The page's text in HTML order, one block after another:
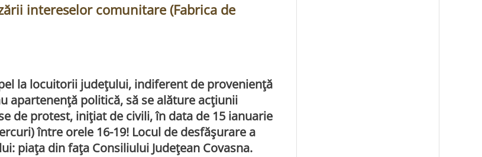
intereselor comunitare (Fabrica de
la locuitorii judeţului, indiferent de provenienţă
apartenenţă politică, să se alăture acţiunii
de protest, iniţiat de civili, în data de 15 ianuarie
între orele 16-19! Locul de desfăşurare a
piaţa din faţa Consiliului Judeţean Covasna.